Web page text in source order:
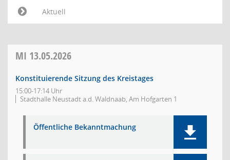
Aktuell
MI 13.05.2026
Konstituierende Sitzung des Kreistages
15:00-17:14 Uhr
Stadthalle Neustadt a.d. Waldnaab, Am Hofgarten 1
Öffentliche Bekanntmachung